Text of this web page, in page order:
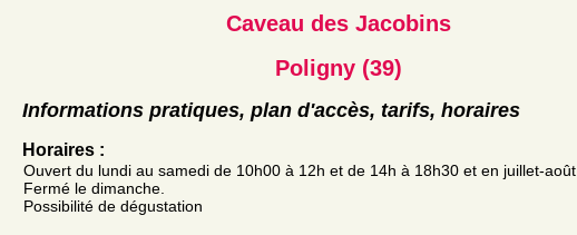
Caveau des Jacobins
Poligny (39)
Informations pratiques, plan d'accès, tarifs, horaires
Horaires :
Ouvert du lundi au samedi de 10h00 à 12h et de 14h à 18h30 et en juillet-août.
Fermé le dimanche.
Possibilité de dégustation